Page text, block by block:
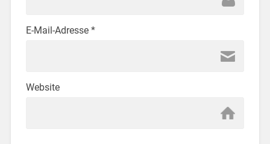
E-Mail-Adresse *
Website